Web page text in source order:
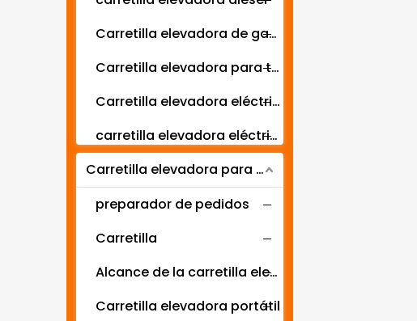
Carretilla elevadora de gasolina y GLP
Carretilla elevadora para terrenos difíciles
Carretilla elevadora eléctrica de 3 ruedas
carretilla elevadora eléctrica de 4 ruedas
Carretilla elevadora para equipos de almacén
preparador de pedidos
Carretilla
Alcance de la carretilla elevadora
Carretilla elevadora portátil